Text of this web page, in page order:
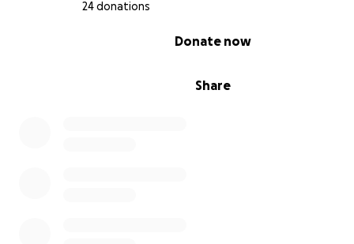
24 donations
Share
Donate now